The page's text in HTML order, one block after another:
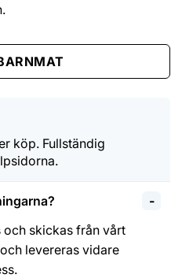
köp. Fullständig
skickas från vårt
levereras vidare